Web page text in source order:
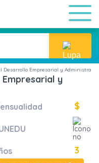
Desarrollo Empresarial y
y
$
3